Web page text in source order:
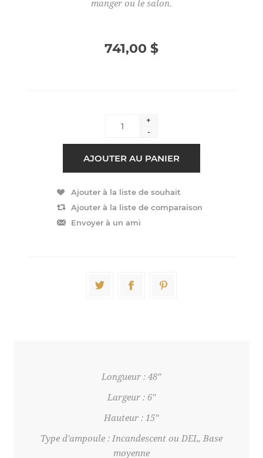
manger ou le salon.
741,00 $
+
-
Longueur : 48"
Largeur : 6"
Hauteur : 15"
Type d'ampoule : Incandescent ou DEL, Base
moyenne